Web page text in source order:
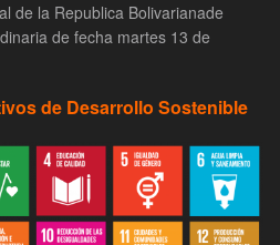
de la Republica Bolivarianade
de fecha martes 13 de
de Desarrollo Sostenible